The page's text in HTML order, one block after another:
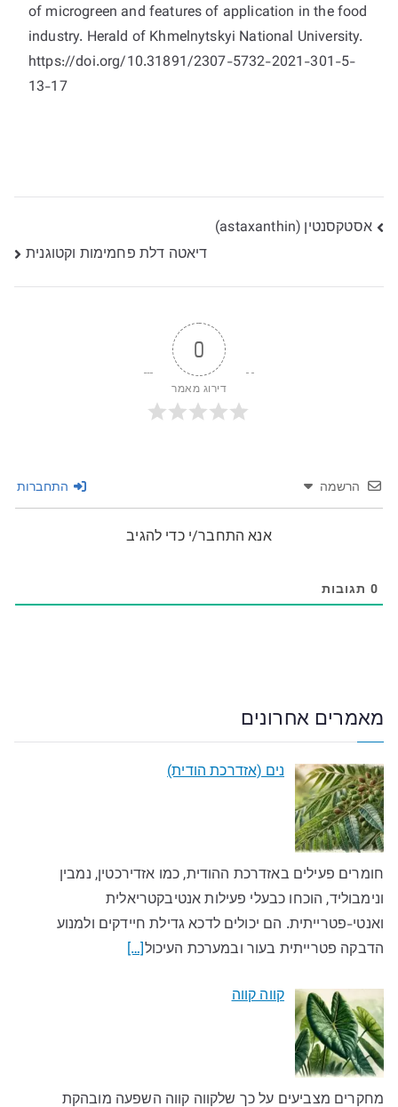
of microgreen and features of application in the food
industry. Herald of Khmelnytskyi National University.
https://doi.org/10.31891/2307-5732-2021-301-5-
13-17
ניווט
אסטקסנטין (astaxanthin)
דיאטה דלת פחמימות וקטוגנית
0
דירוג מאמר
הרשמה התחברות
אנא התחבר/י כדי להגיב
0 תגובות
מאמרים אחרונים
נים (אזדרכת הודית)
חומרים פעילים באזדרכת ההודית, כמו אזדירכטין, נמבין
ונימבוליד, הוכחו כבעלי פעילות אנטיבקטריאלית
ואנטי-פטרייתית. הם יכולים לדכא גדילת חיידקים ולמנוע
הדבקה פטרייתית בעור ובמערכת העיכול[…]
קווה קווה
מחקרים מצביעים על כך שלקווה קווה השפעה מובהקת